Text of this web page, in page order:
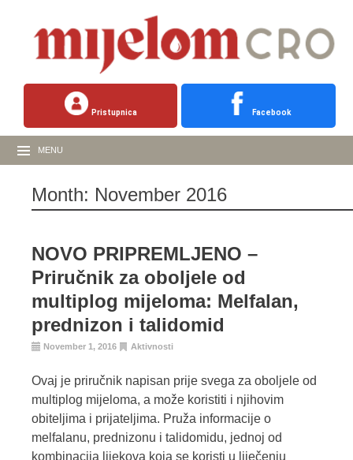
Pristupnica Facebook
MENU
Month: November 2016
NOVO PRIPREMLJENO –
Priručnik za oboljele od
multiplog mijeloma: Melfalan,
prednizon i talidomid
November 1, 2016 Aktivnosti
Ovaj je priručnik napisan prije svega za oboljele od
multiplog mijeloma, a može koristiti i njihovim
obiteljima i prijateljima. Pruža informacije o
melfalanu, prednizonu i talidomidu, jednoj od
kombinacija lijekova koja se koristi u liječenju